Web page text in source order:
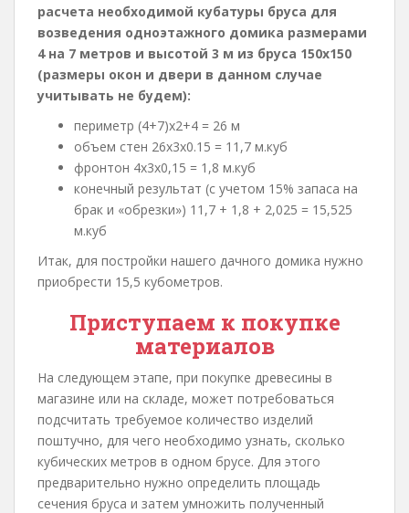
расчета необходимой кубатуры бруса для
возведения одноэтажного домика размерами
4 на 7 метров и высотой 3 м из бруса 150х150
(размеры окон и двери в данном случае
учитывать не будем):
периметр (4+7)х2+4 = 26 м
объем стен 26х3х0.15 = 11,7 м.куб
фронтон 4х3х0,15 = 1,8 м.куб
конечный результат (с учетом 15% запаса на
брак и «обрезки») 11,7 + 1,8 + 2,025 = 15,525
м.куб
Итак, для постройки нашего дачного домика нужно
приобрести 15,5 кубометров.
Приступаем к покупке
материалов
На следующем этапе, при покупке древесины в
магазине или на складе, может потребоваться
подсчитать требуемое количество изделий
поштучно, для чего необходимо узнать, сколько
кубических метров в одном брусе. Для этого
предварительно нужно определить площадь
сечения бруса и затем умножить полученный